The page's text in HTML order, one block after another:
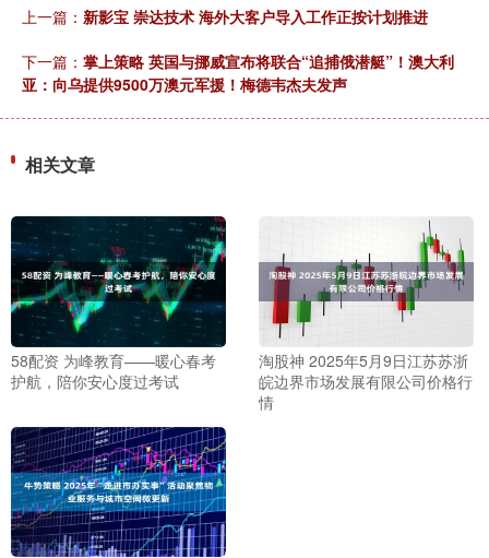
上一篇： 新影宝 崇达技术 海外大客户导入工作正按计划推进
下一篇： 掌上策略 英国与挪威宣布将联合“追捕俄潜艇”！澳大利
亚：向乌提供9500万澳元军援！梅德韦杰夫发声
相关文章
58配资 为峰教育——暖心春考
护航，陪你安心度过考试
淘股神 2025年5月9日江苏苏浙
皖边界市场发展有限公司价格行
情